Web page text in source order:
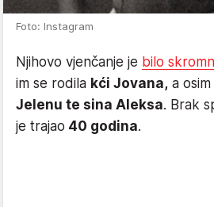
Foto: Instagram
Njihovo vjenčanje je bilo
im se rodila kći Jovana, a
Jelenu te sina Aleksa. Brak
je trajao 40 godina.